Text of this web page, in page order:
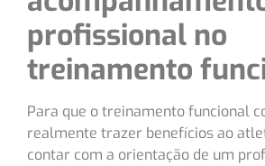
profissional no
treinamento
Para que o treinamento funcional
realmente trazer benefícios ao
contar com a orientação de um